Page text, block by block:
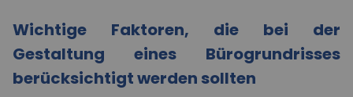
Wichtige Faktoren, die bei der
Gestaltung eines Bürogrundrisses
berücksichtigt werden sollten